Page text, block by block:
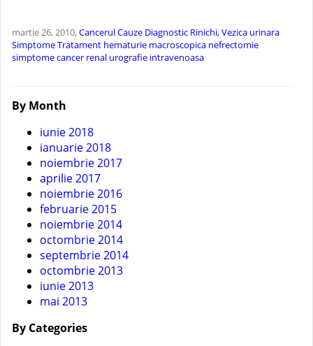
martie 26, 2010,CancerulCauze Diagnostic Rinichi, Vezica urinara
SimptomeTratament hematurie macroscopica nefrectomie
simptome cancer renal urografie intravenoasa
By Month
iunie 2018
ianuarie 2018
noiembrie 2017
aprilie 2017
noiembrie 2016
februarie 2015
noiembrie 2014
octombrie 2014
septembrie 2014
octombrie 2013
iunie 2013
mai 2013
By Categories